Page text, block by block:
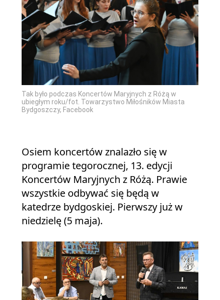
Tak było podczas Koncertów Maryjnych z Różą w
ubiegłym roku/fot. Towarzystwo Miłośników Miasta
Bydgoszczy, Facebook
Osiem koncertów znalazło się w
programie tegorocznej, 13. edycji
Koncertów Maryjnych z Różą. Prawie
wszystkie odbywać się będą w
katedrze bydgoskiej. Pierwszy już w
niedzielę (5 maja).